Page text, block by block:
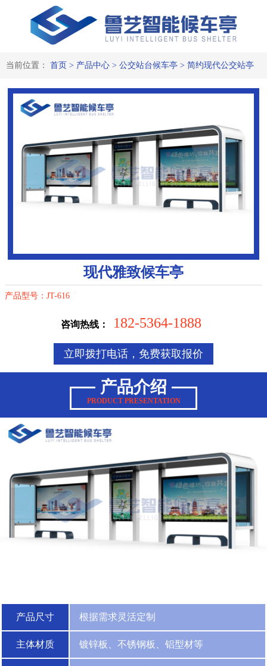
当前位置： 首页 > 产品中心> 公交站台候车亭> 简约现代公交站亭
现代雅致候车亭
产品型号：JT-616
咨询热线： 182-5364-1888
立即拨打电话，免费获取报价
产品介绍
PRODUCT PRESENTATION
产品尺寸 根据需求灵活定制
主体材质 镀锌板、不锈钢板、铝型材等